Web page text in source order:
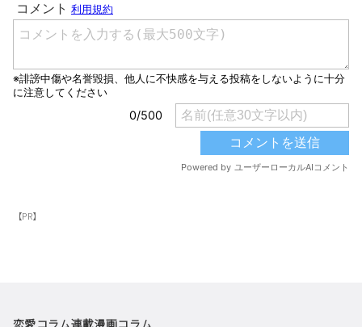
【PR】
恋愛コラム連載漫画コラム